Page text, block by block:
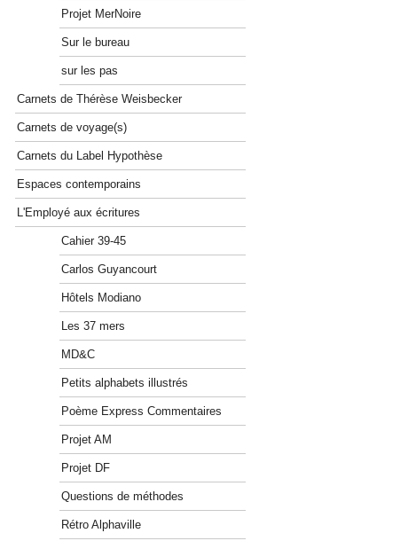
Projet MerNoire
Sur le bureau
sur les pas
Carnets de Thérèse Weisbecker
Carnets de voyage(s)
Carnets du Label Hypothèse
Espaces contemporains
L'Employé aux écritures
Cahier 39-45
Carlos Guyancourt
Hôtels Modiano
Les 37 mers
MD&C
Petits alphabets illustrés
Poème Express Commentaires
Projet AM
Projet DF
Questions de méthodes
Rétro Alphaville